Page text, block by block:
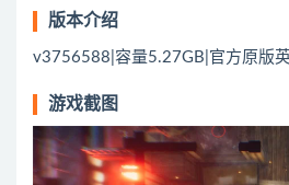
版本介绍
v3756588|容量5.27GB|官方原版
游戏截图